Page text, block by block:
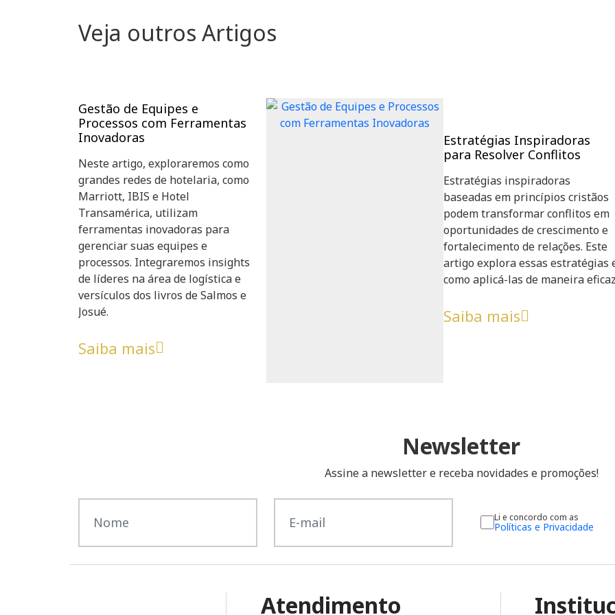
Veja outros Artigos
Gestão de Equipes e
Processos com Ferramentas
Inovadoras
Neste artigo, exploraremos como
grandes redes de hotelaria, como
Marriott, IBIS e Hotel
Transamérica, utilizam
ferramentas inovadoras para
gerenciar suas equipes e
processos. Integraremos insights
de líderes na área de logística e
versículos dos livros de Salmos e
Josué.
Saiba mais
Estratégias Inspiradoras
para Resolver Conflitos
Estratégias inspiradoras
baseadas em princípios cristãos
podem transformar conflitos em
oportunidades de crescimento e
fortalecimento de relações. Este
artigo explora essas estratégias
como aplicá-las de maneira
Saiba mais
Newsletter
Assine a newsletter e receba novidades e promoções!
Li e concordo com as
Políticas e Privacidade
Atendimento